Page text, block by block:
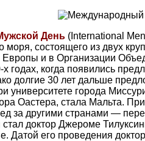
День (International
состоящего из двух
Европы и в Организации
годах, когда появились
30 лет дальше
университете города
Оастера, стала Мальта.
за другими странами —
доктор Джероме
Датой его проведения